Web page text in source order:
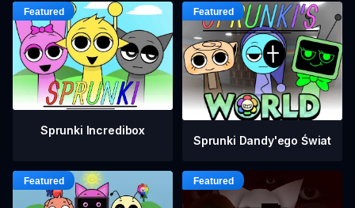
Sprunki Incredibox
Sprunki Dandy'ego Świat